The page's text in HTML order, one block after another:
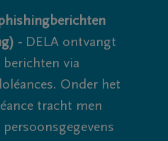
- DELA ontvangt
berichten via
Onder het
tracht men